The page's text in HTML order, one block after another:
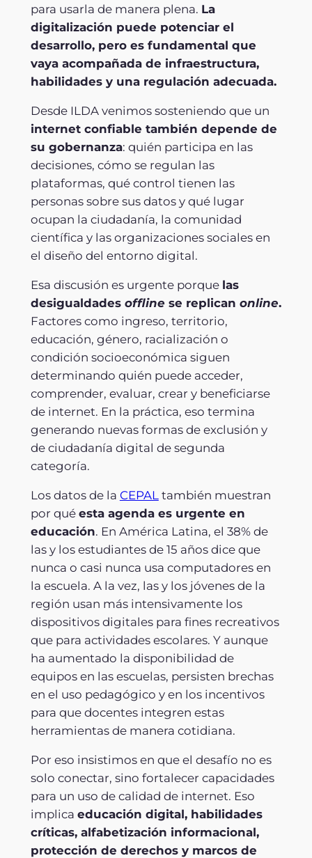
para usarla de manera plena. La
digitalización puede potenciar el
desarrollo, pero es fundamental que
vaya acompañada de infraestructura,
habilidades y una regulación adecuada.
Desde ILDA venimos sosteniendo que un
internet confiable también depende de
su gobernanza: quién participa en las
decisiones, cómo se regulan las
plataformas, qué control tienen las
personas sobre sus datos y qué lugar
ocupan la ciudadanía, la comunidad
científica y las organizaciones sociales en
el diseño del entorno digital.
Esa discusión es urgente porque las
desigualdades offline se replican online.
Factores como ingreso, territorio,
educación, género, racialización o
condición socioeconómica siguen
determinando quién puede acceder,
comprender, evaluar, crear y beneficiarse
de internet. En la práctica, eso termina
generando nuevas formas de exclusión y
de ciudadanía digital de segunda
categoría.
Los datos de la CEPALtambién muestran
por qué esta agenda es urgente en
educación. En América Latina, el 38% de
las y los estudiantes de 15 años dice que
nunca o casi nunca usa computadores en
la escuela. A la vez, las y los jóvenes de la
región usan más intensivamente los
dispositivos digitales para fines recreativos
que para actividades escolares. Y aunque
ha aumentado la disponibilidad de
equipos en las escuelas, persisten brechas
en el uso pedagógico y en los incentivos
para que docentes integren estas
herramientas de manera cotidiana.
Por eso insistimos en que el desafío no es
solo conectar, sino fortalecer capacidades
para un uso de calidad de internet. Eso
implica educación digital, habilidades
críticas, alfabetización informacional,
protección de derechos y marcos de